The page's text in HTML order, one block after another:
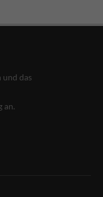
das
an.